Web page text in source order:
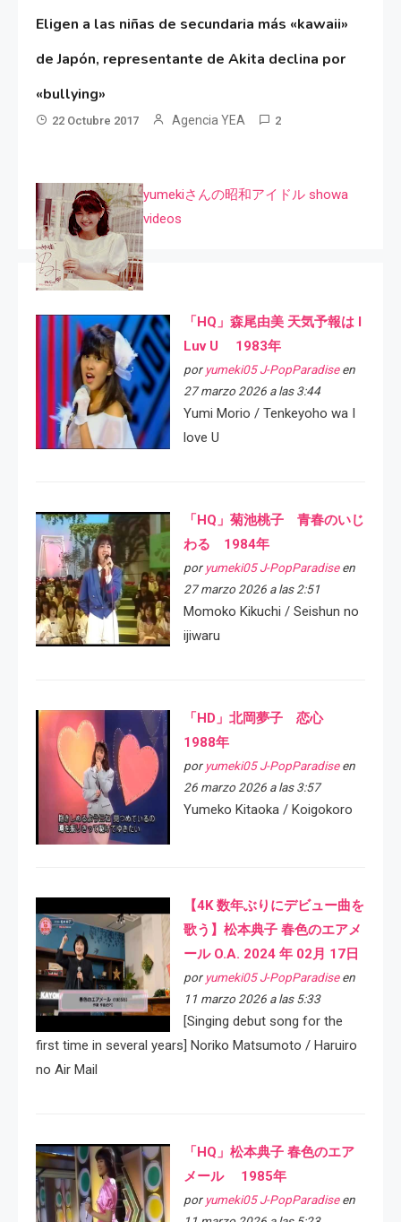
Eligen a las niñas de secundaria más «kawaii»
de Japón, representante de Akita declina por
«bullying»
22 Octubre 2017 Agencia YEA 2
yumekiさんの昭和アイドル showa
videos
「HQ」森尾由美 天気予報は I
Luv U 1983年
por yumeki05 J-PopParadiseen
27 marzo 2026 a las 3:44
Yumi Morio / Tenkeyoho wa I
love U
「HQ」菊池桃子 青春のいじ
わる 1984年
por yumeki05 J-PopParadiseen
27 marzo 2026 a las 2:51
Momoko Kikuchi / Seishun no
ijiwaru
「HD」北岡夢子 恋心
1988年
por yumeki05 J-PopParadiseen
26 marzo 2026 a las 3:57
Yumeko Kitaoka / Koigokoro
【4K 数年ぶりにデビュー曲を
歌う】松本典子 春色のエアメ
ール O.A. 2024 年 02月 17日
por yumeki05 J-PopParadiseen
11 marzo 2026 a las 5:33
[Singing debut song for the
first time in several years] Noriko Matsumoto / Haruiro
no Air Mail
「HQ」松本典子 春色のエア
メール 1985年
por yumeki05 J-PopParadiseen